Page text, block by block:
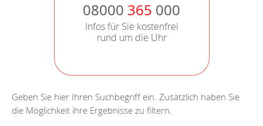
08000 365 000
Infos für Sie kostenfrei
rund um die Uhr
Geben Sie hier Ihren Suchbegriff ein. Zusätzlich haben Sie
die Möglichkeit ihre Ergebnisse zu filtern.